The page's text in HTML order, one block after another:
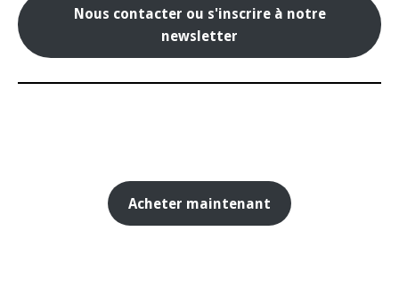
Nous contacter ou s'inscrire à notre
newsletter
Acheter maintenant